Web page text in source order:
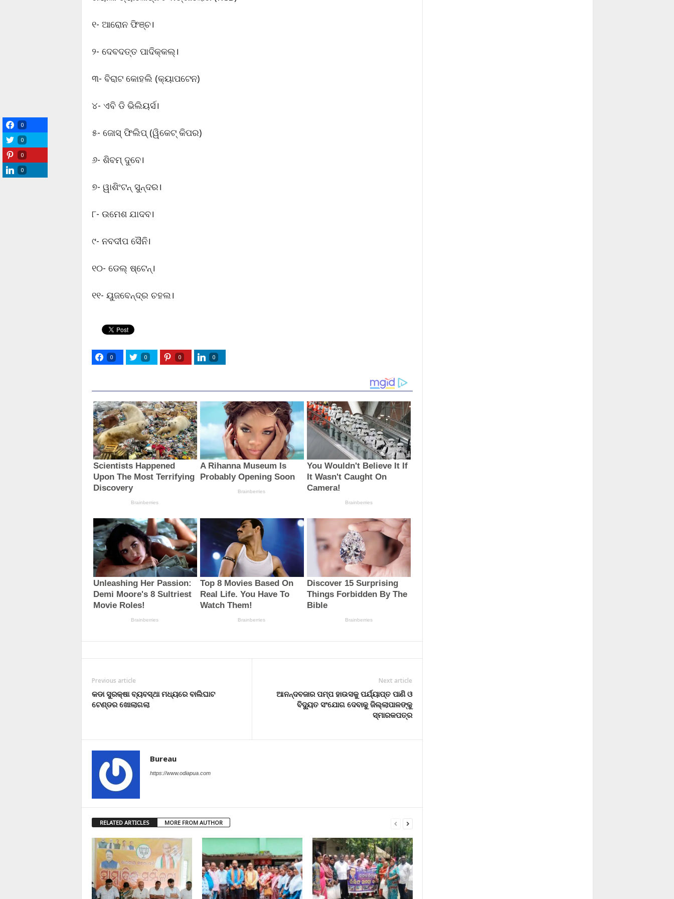
୧- ଆରୋନ ଫିଞ୍ଚ।
୨- ଦେବଦତ୍ତ ପାଦିକ୍କଲ୍।
୩- ବିରାଟ କୋହଲି (କ୍ୟାପଟେନ)
୪- ଏବି ଡି ଭିଲିୟର୍ସ।
୫- ଜୋସ୍ ଫିଲିପ୍ (ୱିକେଟ୍ କିପର)
୬- ଶିବମ୍ ଦୁବେ।
୭- ୱାଶିଂଟନ୍ ସୁନ୍ଦର।
୮- ଉମେଶ ଯାଦବ।
୯- ନବଦୀପ ସୈନି।
୧୦- ଡେଲ୍ ଷ୍ଟେନ୍।
୧୧- ୟୁଜବେନ୍ଦ୍ର ଚହଲ।
0 0 0 0
Previous article
କଡା ସୁରକ୍ଷା ବ୍ୟବସ୍ଥା ମଧ୍ୟରେ ବାଲିଘାଟ
ଟେଣ୍ଡର ଖୋଲାଗଲା
Next article
ଆନନ୍ଦବଜାର ପମ୍ପ ହାଉସକୁ ପର୍ଯ୍ୟାପ୍ତ ପାଣି ଓ
ବିଦ୍ୟୁତ ସଂଯୋଗ ଦେବାକୁ ଜିଲ୍ଲାପାଳଙ୍କୁ
ସ୍ମାରକପତ୍ର
Bureau
https://www.odiapua.com
RELATED ARTICLES MORE FROM AUTHOR
0
0
0
0